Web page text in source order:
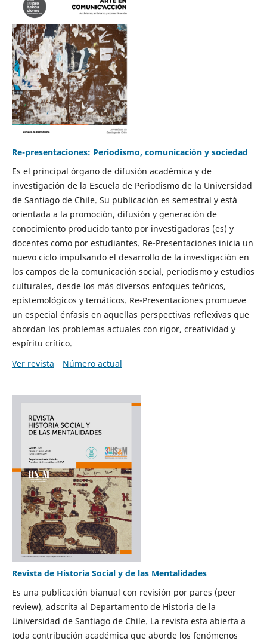
Re-presentaciones: Periodismo, comunicación y sociedad
Es el principal órgano de difusión académica y de
investigación de la Escuela de Periodismo de la Universidad
de Santiago de Chile. Su publicación es semestral y está
orientada a la promoción, difusión y generación de
conocimiento producido tanto por investigadoras (es) y
docentes como por estudiantes. Re-Presentaciones inicia un
nuevo ciclo impulsando el desarrollo de la investigación en
los campos de la comunicación social, periodismo y estudios
culturales, desde los más diversos enfoques teóricos,
epistemológicos y temáticos. Re-Presentaciones promueve
un especial énfasis en aquellas perspectivas reflexivas que
abordan los problemas actuales con rigor, creatividad y
espíritu crítico.
Ver revista
Número actual
Revista de Historia Social y de las Mentalidades
Es una publicación bianual con revisión por pares (peer
review), adscrita al Departamento de Historia de la
Universidad de Santiago de Chile. La revista esta abierta a
toda contribución académica que aborde los fenómenos